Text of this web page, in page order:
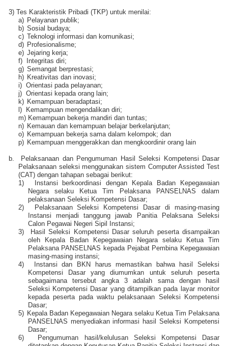
3) Tes Karakteristik Pribadi (TKP) untuk menilai:
a) Pelayanan publik;
b) Sosial budaya;
c) Teknologi informasi dan komunikasi;
d) Profesionalisme;
e) Jejaring kerja;
f)
Integritas diri;
g) Semangat berprestasi;
h) Kreativitas dan inovasi;
i) Orientasi pada pelayanan;
j) Orientasi kepada orang lain;
k) Kemampuan beradaptasi;
l)
Kemampuan mengendalikan diri;
m) Kemampuan bekerja mandiri dan tuntas;
n) Kemauan dan kemampuan belajar berkelanjutan;
o) Kemampuan bekerja sama dalam kelompok; dan
p) Kemampuan menggerakkan dan mengkoordinir orang lain
b.
Pelaksanaan dan Pengumuman Hasil Seleksi Kompetensi Dasar
Pelaksanaan seleksi menggunakan sistem Computer Assisted Test
(CAT) dengan tahapan sebagai berikut:
1)
Instansi berkoordinasi dengan Kepala Badan Kepegawaian
Negara selaku Ketua Tim Pelaksana PANSELNAS dalam
pelaksanaan Seleksi Kompetensi Dasar;
2)
Pelaksanaan Seleksi Kompetensi Dasar di masing-masing
Instansi menjadi tanggung jawab Panitia Pelaksana Seleksi
Calon Pegawai Negeri Sipil Instansi;
3)
Hasil Seleksi Kompetensi Dasar seluruh peserta disampaikan
oleh Kepala Badan Kepegawaian Negara selaku Ketua Tim
Pelaksana PANSELNAS kepada Pejabat Pembina Kepegawaian
masing-masing instansi;
4)
Instansi dan BKN harus memastikan bahwa hasil Seleksi
Kompetensi Dasar yang diumumkan untuk seluruh peserta
sebagaimana tersebut angka 3 adalah sama dengan hasil
Seleksi Kompetensi Dasar yang ditampilkan pada layar monitor
kepada peserta pada waktu pelaksanaan Seleksi Kompetensi
Dasar;
5) Kepala Badan Kepegawaian Negara selaku Ketua Tim Pelaksana
PANSELNAS menyediakan informasi hasil Seleksi Kompetensi
Dasar;
6)
Pengumuman hasil/kelulusan Seleksi Kompetensi Dasar